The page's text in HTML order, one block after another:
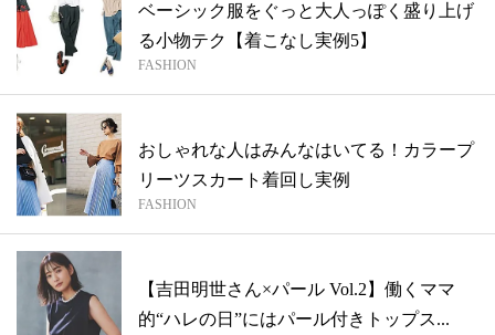
ベーシック服をぐっと大人っぽく盛り上げ
る小物テク【着こなし実例5】
FASHION
おしゃれな人はみんなはいてる！カラープ
リーツスカート着回し実例
FASHION
【吉田明世さん×パール Vol.2】働くママ
的“ハレの日”にはパール付きトップス...